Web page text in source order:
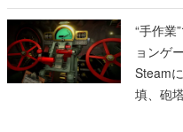
“手作業
ョンゲ
Steam
填、砲
一撃を